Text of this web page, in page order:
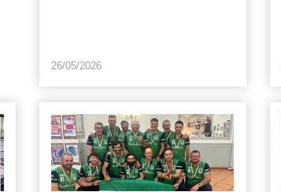
26/05/2026